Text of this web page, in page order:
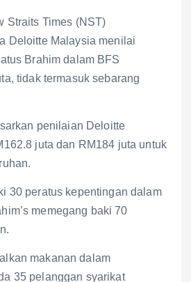
Straits Times (NST)
Deloitte Malaysia menilai
Brahim dalam BFS
tidak termasuk sebarang
penilaian Deloitte
juta dan RM184 juta untuk
30 peratus kepentingan dalam
memegang baki 70
makanan dalam
35 pelanggan syarikat